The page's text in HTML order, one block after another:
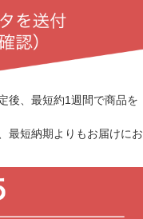
後、最短約1週間で商品を
最短納期よりもお届けにお